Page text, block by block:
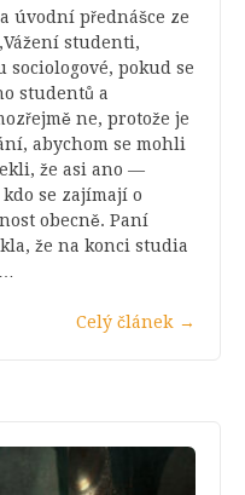
úvodní přednášce ze
studenti,
pokud se
studentů a
ne, protože je
abychom se mohli
že asi ano —
se zajímají o
obecně. Paní
že na konci studia
Celý článek →